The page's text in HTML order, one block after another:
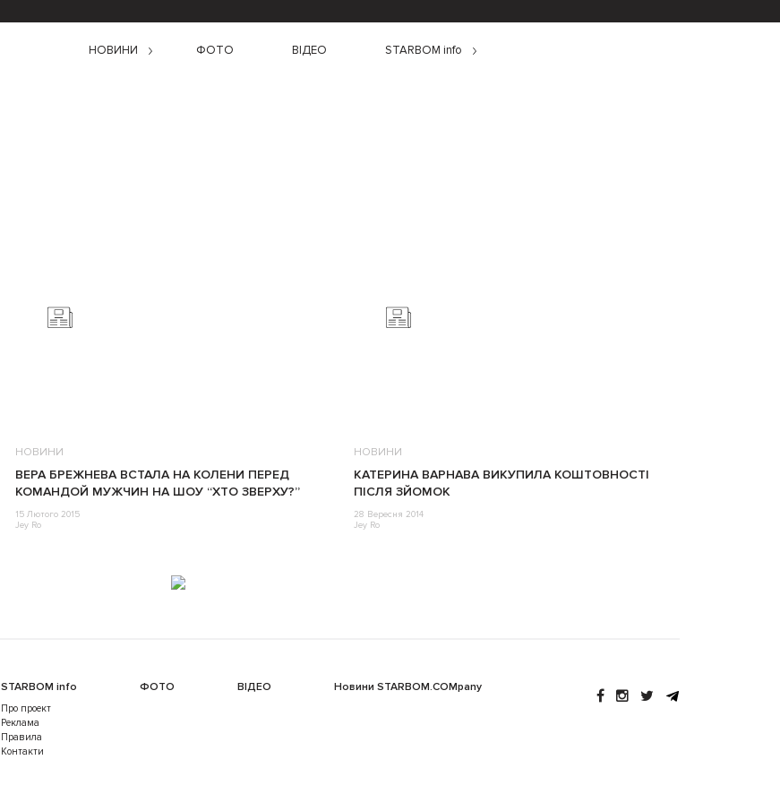
НОВИНИ ФОТО ВІДЕО STARBOM info
НОВИНИ
ВЕРА БРЕЖНЕВА ВСТАЛА НА КОЛЕНИ ПЕРЕД
КОМАНДОЙ МУЖЧИН НА ШОУ “ХТО ЗВЕРХУ?”
15 Лютого 2015
Jey Ro
НОВИНИ
КАТЕРИНА ВАРНАВА ВИКУПИЛА КОШТОВНОСТІ
ПІСЛЯ ЗЙОМОК
28 Вересня 2014
Jey Ro
STARBOM info
Про проект
Реклама
Правила
Контакти
ФОТО ВІДЕО Новини STARBOM.COMpany